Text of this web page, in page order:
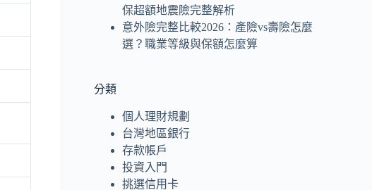
保超額地震險完整解析
意外險完整比較2026：產險vs壽險怎麼
選？職業等級與保額怎麼算
分類
個人理財規劃
台灣地區銀行
存款帳戶
投資入門
挑選信用卡